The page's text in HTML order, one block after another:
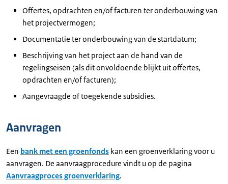
Offertes, opdrachten en/of facturen ter onderbouwing van
het projectvermogen;
Documentatie ter onderbouwing van de startdatum;
Beschrijving van het project aan de hand van de
regelingseisen (als dit onvoldoende blijkt uit offertes,
opdrachten en/of facturen);
Aangevraagde of toegekende subsidies.
Aanvragen
Een bank met een groenfonds kan een groenverklaring voor u
aanvragen. De aanvraagprocedure vindt u op de pagina
Aanvraagproces groenverklaring.